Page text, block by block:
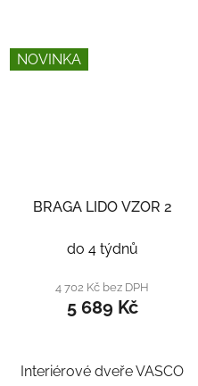
NOVINKA
BRAGA LIDO VZOR 2
do 4 týdnů
4 702 Kč bez DPH
5 689 Kč
Interiérové dveře VASCO